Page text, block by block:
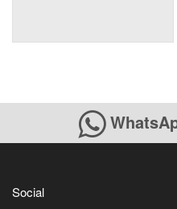
Social